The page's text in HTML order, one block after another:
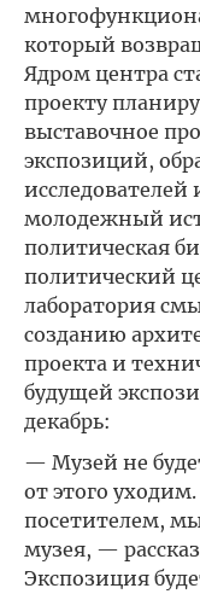
который
Ядром центра
проекту
выставочное
экспозиций,
исследователей
молодежный
политическая
политический
лаборатория
созданию
проекта и
будущей
декабрь:
— Музей не
от этого
посетителем,
музея, —
Экспозиция